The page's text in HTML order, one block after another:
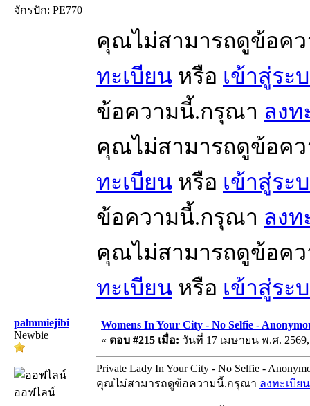
จักรปัก: PE770
คุณไม่สามารถดูข้อค
ทะเบียน หรือ เข้าสู่ระ
ข้อความนี้.กรุณา ลงท
คุณไม่สามารถดูข้อค
ทะเบียน หรือ เข้าสู่ระ
ข้อความนี้.กรุณา ลงท
คุณไม่สามารถดูข้อค
ทะเบียน หรือ เข้าสู่ระ
palmmiejibi
Newbie
ออฟไลน์
Womens In Your City - No Selfie -
« ตอบ #215 เมื่อ: วันที่ 17 เมษายน พ.ศ. 2569,
Private Lady In Your City - No Selfie -
คุณไม่สามารถดูข้อความนี้.กรุณา ลงทะเบียน